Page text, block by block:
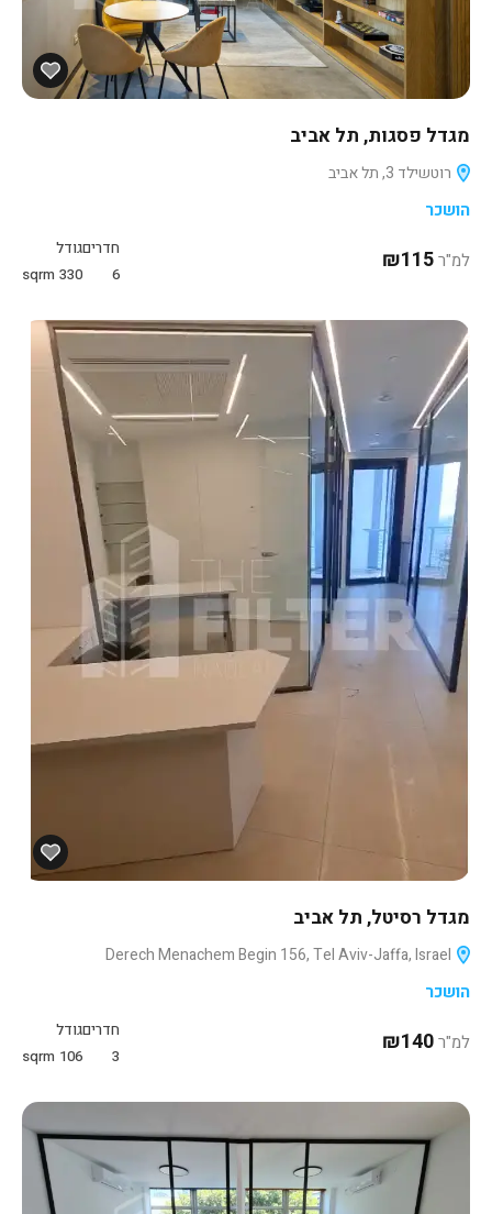
מגדל פסגות, תל אביב
רוטשילד 3, תל אביב
הושכר
למ"ר₪115
חדרים
6
גודל
330
sqrm
מגדל רסיטל, תל אביב
הושכר
למ"ר₪140
חדרים
3
גודל
106
sqrm